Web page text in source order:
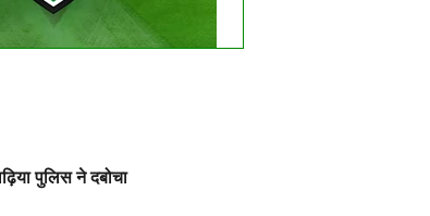
पुलिस ने दबोचा